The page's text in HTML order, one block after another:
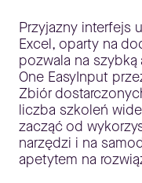
Przyjazny interfejs
Excel, oparty na
pozwala na
One EasyInput
Zbiór
liczba szkoleń
zacząć od
narzędzi i na
apetytem na